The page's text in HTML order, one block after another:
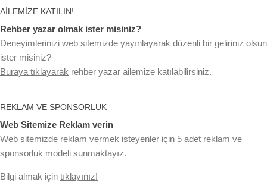
AILEMIZE KATILIN!
Rehber yazar olmak ister misiniz?
Deneyimlerinizi web sitemizde yayınlayarak düzenli bir geliriniz olsun
ister misiniz?
Buraya tıklayarak rehber yazar ailemize katılabilirsiniz.
REKLAM VE SPONSORLUK
Web Sitemize Reklam verin
Web sitemizde reklam vermek isteyenler için 5 adet reklam ve
sponsorluk modeli sunmaktayız.
Bilgi almak için tıklayınız!